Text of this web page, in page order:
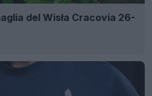
del Wisła Cracovia 26-